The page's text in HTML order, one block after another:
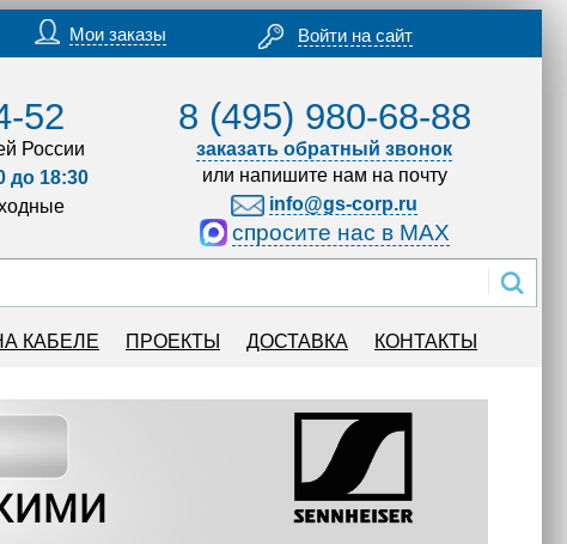
Мои заказы Войти на сайт
52
России
до 18:30
8 (495) 980-68-88
заказать обратный звонок
или напишите нам на почту
info@gs-corp.ru
спросите нас в MAX
КАБЕЛЕ ПРОЕКТЫ ДОСТАВКА КОНТАКТЫ